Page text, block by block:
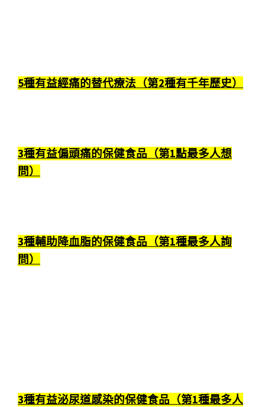
5種有益經痛的替代療法（第2種有千年歷史）
3種有益偏頭痛的保健食品（第1點最多人想
問）
3種輔助降血脂的保健食品（第1種最多人詢
問）
3種有益泌尿道感染的保健食品（第1種最多人